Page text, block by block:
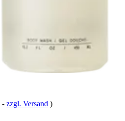
- zzgl. Versand )